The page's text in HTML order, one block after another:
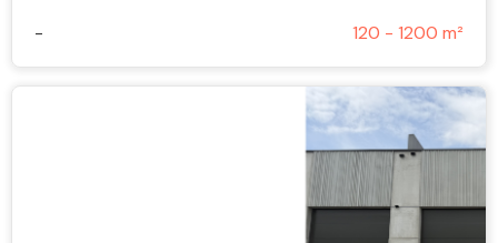
- 120 - 1200 m²